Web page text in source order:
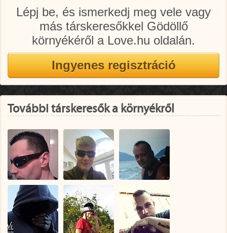
Lépj be, és ismerkedj meg vele vagy
más társkeresőkkel Gödöllő
környékéről a Love.hu oldalán.
További társkeresők a környékről